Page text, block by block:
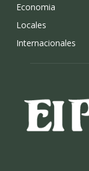
Economia
Locales
Internacionales